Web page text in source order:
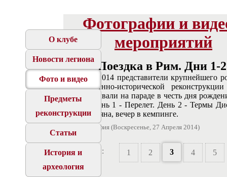
О клубе
Новости легиона
Фото и видео
Предметы
реконструкции
Статьи
История и
археология
Фотографии и
мероприятий
Поездка в Рим. Дни 1-
В апреле 2014 представители крупнейшего
клуба военно-исторической
Рима побывали на параде в честь дня
города) День 1 - Перелет. День 2 - Термы
форум Траяна, вечер в кемпинге.
101 фотография (Воскресенье, 27 Апреля 2014)
Страницы: 1 2 3 4 5
7